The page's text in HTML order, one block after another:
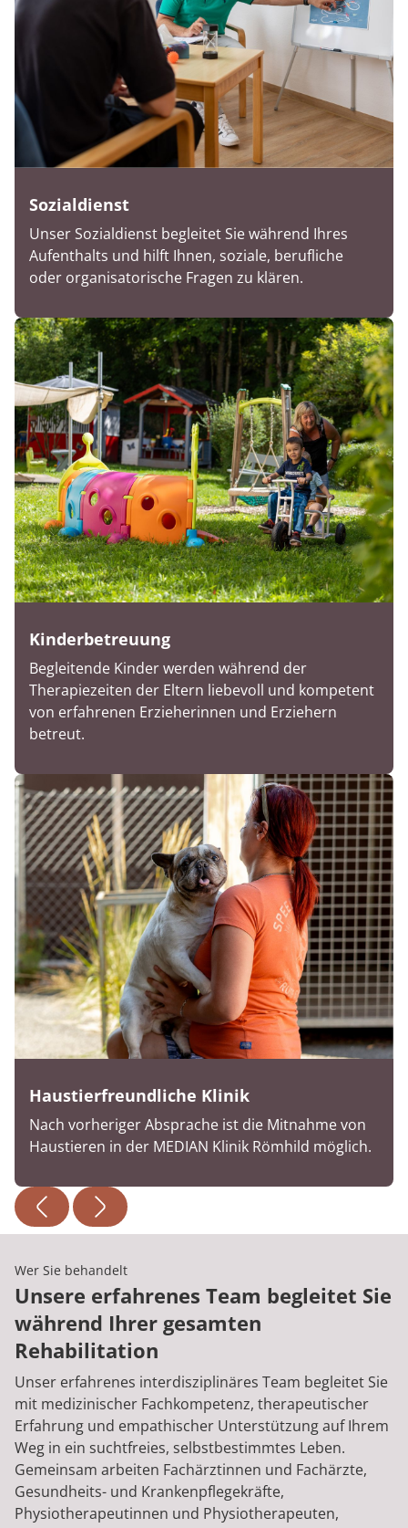
Sozialdienst
Unser Sozialdienst begleitet Sie während Ihres
Aufenthalts und hilft Ihnen, soziale, berufliche
oder organisatorische Fragen zu klären.
Kinderbetreuung
Begleitende Kinder werden während der
Therapiezeiten der Eltern liebevoll und kompetent
von erfahrenen Erzieherinnen und Erziehern
betreut.
Haustierfreundliche Klinik
Nach vorheriger Absprache ist die Mitnahme von
Haustieren in der MEDIAN Klinik Römhild möglich.
Wer Sie behandelt
Unsere erfahrenes Team begleitet Sie
während Ihrer gesamten
Rehabilitation
Unser erfahrenes interdisziplinäres Team begleitet Sie
mit medizinischer Fachkompetenz, therapeutischer
Erfahrung und empathischer Unterstützung auf Ihrem
Weg in ein suchtfreies, selbstbestimmtes Leben.
Gemeinsam arbeiten Fachärztinnen und Fachärzte,
Gesundheits- und Krankenpflegekräfte,
Physiotherapeutinnen und Physiotherapeuten,